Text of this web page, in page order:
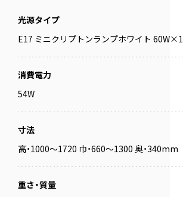
光源タイプ
E17 ミニクリプトンランプホワイト 60W×1
消費電力
54W
寸法
高・1000～1720 巾・660～1300 奥・340mm
重さ・質量